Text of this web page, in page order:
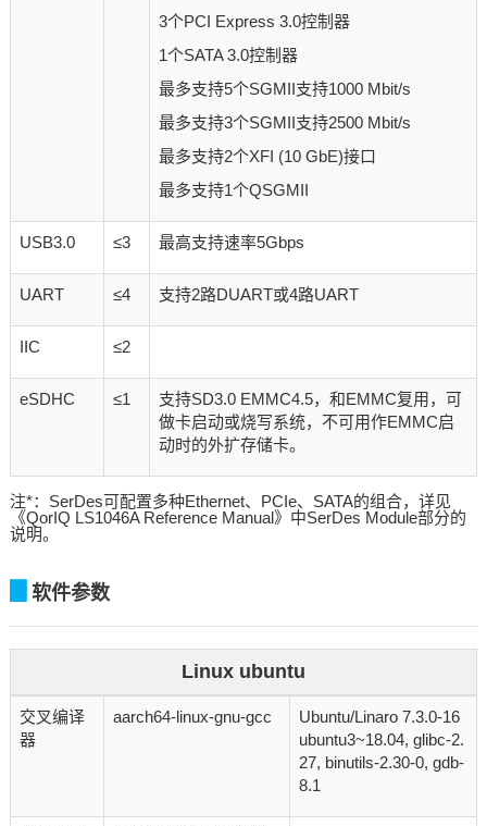
3个PCI Express 3.0控制器
1个SATA 3.0控制器
最多支持5个SGMII支持1000 Mbit/s
最多支持3个SGMII支持2500 Mbit/s
最多支持2个XFI (10 GbE)接口
最多支持1个QSGMII
USB3.0 ≤3 最高支持速率5Gbps
UART ≤4 支持2路DUART或4路UART
IIC ≤2
eSDHC ≤1
支持SD3.0 EMMC4.5，和EMMC复用，可
做卡启动或烧写系统，不可用作EMMC启
动时的外扩存储卡。
注*：SerDes可配置多种Ethernet、PCIe、SATA的组合，详见
《QorIQ LS1046A Reference Manual》中SerDes Module部分的
说明。
软件参数
Linux ubuntu
交叉编译
器
aarch64-linux-gnu-gcc
Ubuntu/Linaro 7.3.0-16
ubuntu3~18.04, glibc-2.
27, binutils-2.30-0, gdb-
8.1